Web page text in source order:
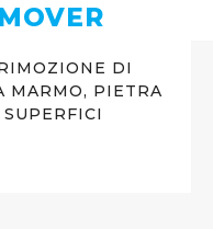
DI
MARMO, PIETRA